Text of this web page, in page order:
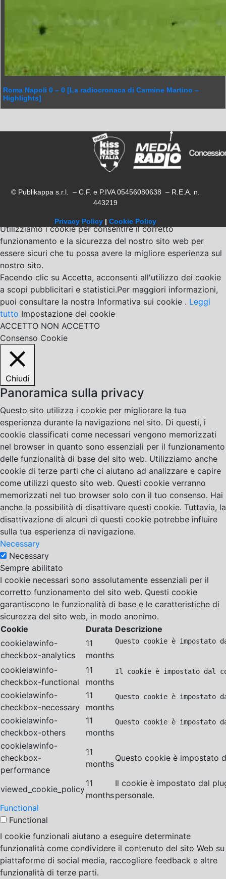
Roma Napoli 0 – 0 [La radiocronaca di Carmine Martino –
Highlights]
© Publikappa s.r.l. – C.F. e P.IVA 05456080638 – R.E.A. n.
443219
Privacy Policy | Cookie Policy
Utilizziamo i cookie per consentire il corretto
funzionamento e la sicurezza del nostro sito web per
essere sicuri che tu possa avere la migliore esperienza sul
nostro sito.
Facendo clic su Accetta, acconsenti all'utilizzo dei cookie
a scopi pubblicitari e statistici.Per maggiori informazioni,
puoi consultare la nostra Informativa sui cookie . Leggi
tutto Impostazione dei cookie
ACCETTO NON ACCETTO
Consenso Cookie
Chiudi
Panoramica sulla privacy
Questo sito utilizza i cookie per migliorare la tua
esperienza durante la navigazione nel sito. Di questi, i
cookie classificati come necessari vengono memorizzati
nel browser in quanto sono essenziali per il funzionamento
delle funzionalità di base del sito web. Utilizziamo anche
cookie di terze parti che ci aiutano ad analizzare e capire
come utilizzi questo sito web. Questi cookie verranno
memorizzati nel tuo browser solo con il tuo consenso. Hai
anche la possibilità di disattivare questi cookie. Tuttavia, la
disattivazione di alcuni di questi cookie potrebbe influire
sulla tua esperienza di navigazione.
Necessary
Necessary
Sempre abilitato
I cookie necessari sono assolutamente essenziali per il
corretto funzionamento del sito web. Questi cookie
garantiscono le funzionalità di base e le caratteristiche di
sicurezza del sito web, in modo anonimo.
Cookie
Durata Descrizione
cookielawinfo-
checkbox-analytics
11
months
Questo cookie è
cookielawinfo-
checkbox-functional
11
months
Il cookie è impostato dal
cookielawinfo-
checkbox-necessary
11
months
Questo cookie è impostato
cookielawinfo-
checkbox-others
11
months
Questo cookie è
cookielawinfo-
checkbox-
performance
11
months
Questo cookie è impostato
viewed_cookie_policy
11
months
Il cookie è impostato dal
personale.
Functional
Functional
I cookie funzionali aiutano a eseguire determinate
funzionalità come condividere il contenuto del sito Web su
piattaforme di social media, raccogliere feedback e altre
funzionalità di terze parti.